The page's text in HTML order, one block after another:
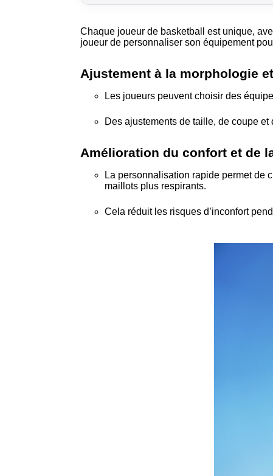
Chaque joueur de basketball est unique,
joueur de personnaliser son équipement
Ajustement à la morphologie
Les joueurs peuvent choisir des
Des ajustements de taille, de coupe
Amélioration du confort et de
La personnalisation rapide permet de
maillots plus respirants.
Cela réduit les risques d’inconfort